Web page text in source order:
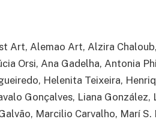
Art, Alemao Art, Alzira
Orsi, Ana Gadelha, Antonia
Helenita Teixeira,
Gonçalves, Liana González,
Marcilio Carvalho, Marí S.